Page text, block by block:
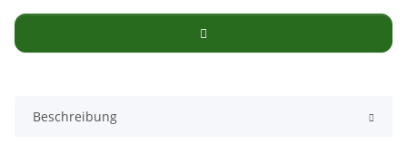
Beschreibung